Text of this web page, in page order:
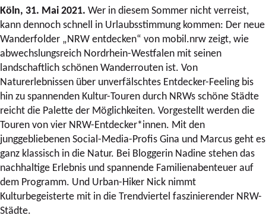
Köln, 31. Mai 2021. Wer in diesem Sommer nicht verreist,
kann dennoch schnell in Urlaubsstimmung kommen: Der neue
Wanderfolder „NRW entdecken“ von mobil.nrw zeigt, wie
abwechslungsreich Nordrhein-Westfalen mit seinen
landschaftlich schönen Wanderrouten ist. Von
Naturerlebnissen über unverfälschtes Entdecker-Feeling bis
hin zu spannenden Kultur-Touren durch NRWs schöne Städte
reicht die Palette der Möglichkeiten. Vorgestellt werden die
Touren von vier NRW-Entdecker*innen. Mit den
junggebliebenen Social-Media-Profis Gina und Marcus geht es
ganz klassisch in die Natur. Bei Bloggerin Nadine stehen das
nachhaltige Erlebnis und spannende Familienabenteuer auf
dem Programm. Und Urban-Hiker Nick nimmt
Kulturbegeisterte mit in die Trendviertel faszinierender NRW-
Städte.